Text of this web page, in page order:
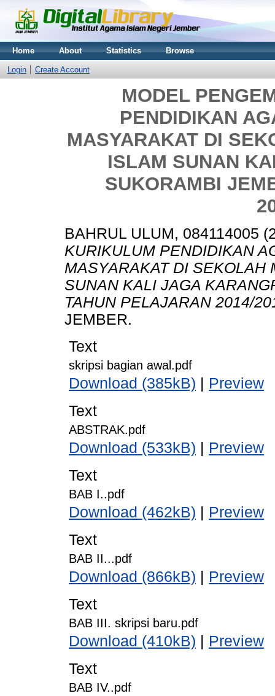
Home About Statistics Browse
Login Create Account
MODEL
PENDIDIKAN
MASYARAKAT DI
ISLAM SUNAN
SUKORAMBI
BAHRUL ULUM, 084114005
KURIKULUM PENDIDIKAN
MASYARAKAT DI SEKOLAH
SUNAN KALI JAGA
TAHUN PELAJARAN 2014/
JEMBER.
Text
skripsi bagian awal.pdf
Download (385kB) | Preview
Text
ABSTRAK.pdf
Download (533kB) | Preview
Text
BAB I..pdf
Download (462kB) | Preview
Text
BAB II...pdf
Download (866kB) | Preview
Text
BAB III. skripsi baru.pdf
Download (410kB) | Preview
Text
BAB IV..pdf